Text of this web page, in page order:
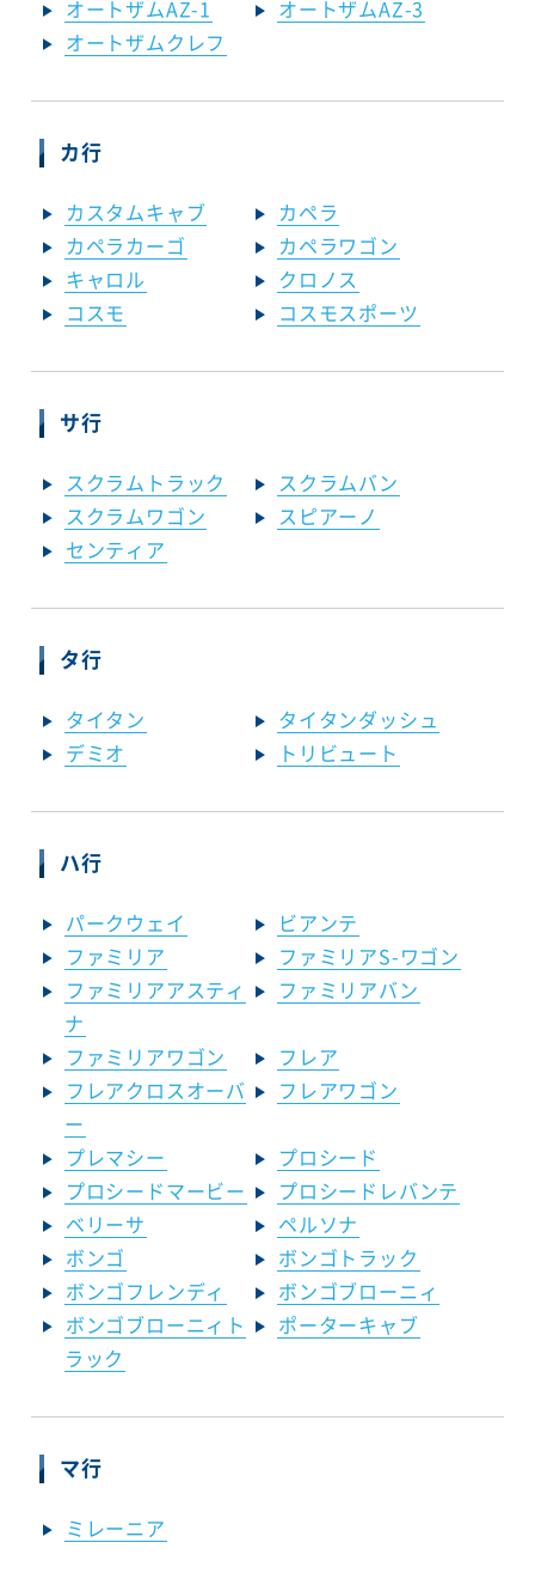
オートザムAZ-1
オートザムAZ-3
オートザムクレフ
カ行
カスタムキャブ
カペラ
カペラカーゴ
カペラワゴン
キャロル
クロノス
コスモ
コスモスポーツ
サ行
スクラムトラック
スクラムバン
スクラムワゴン
スピアーノ
センティア
タ行
タイタン
タイタンダッシュ
デミオ
トリビュート
ハ行
パークウェイ
ビアンテ
ファミリア
ファミリアS-ワゴン
ファミリアアスティ
ナ
ファミリアバン
ファミリアワゴン
フレア
フレアクロスオーバ
ー
フレアワゴン
プレマシー
プロシード
プロシードマービー
プロシードレバンテ
ベリーサ
ペルソナ
ボンゴ
ボンゴトラック
ボンゴフレンディ
ボンゴブローニィ
ボンゴブローニィト
ラック
ポーターキャブ
マ行
ミレーニア